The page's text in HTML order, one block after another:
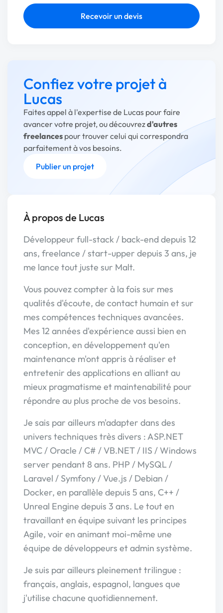
Recevoir un devis
Confiez votre projet à
Lucas
Faites appel à l'expertise de Lucas pour faire
avancer votre projet, ou découvrezd'autres
freelances pour trouver celui qui correspondra
parfaitement à vos besoins.
Publier un projet
À propos de Lucas
Développeur full-stack / back-end depuis 12
ans, freelance / start-upper depuis 3 ans, je
me lance tout juste sur Malt.
Vous pouvez compter à la fois sur mes
qualités d'écoute, de contact humain et sur
mes compétences techniques avancées.
Mes 12 années d'expérience aussi bien en
conception, en développement qu'en
maintenance m'ont appris à réaliser et
entretenir des applications en alliant au
mieux pragmatisme et maintenabilité pour
répondre au plus proche de vos besoins.
Je sais par ailleurs m'adapter dans des
univers techniques très divers : ASP.NET
MVC / Oracle / C# / VB.NET / IIS / Windows
server pendant 8 ans. PHP / MySQL /
Laravel / Symfony / Vue.js / Debian /
Docker, en parallèle depuis 5 ans, C++ /
Unreal Engine depuis 3 ans. Le tout en
travaillant en équipe suivant les principes
Agile, voir en animant moi-même une
équipe de développeurs et admin système.
Je suis par ailleurs pleinement trilingue :
français, anglais, espagnol, langues que
j'utilise chacune quotidiennement.